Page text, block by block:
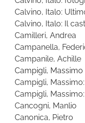
Calvino, Italo:
Calvino, Italo: Il
Camilleri, Andrea
Campanella,
Campanile, Achille
Campigli, Massimo
Campigli,
Campigli,
Cancogni, Manlio
Canonica, Pietro